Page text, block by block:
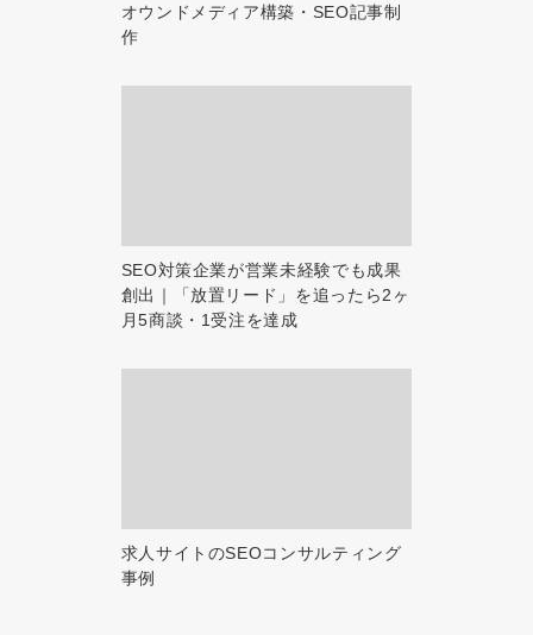
オウンドメディア構築・SEO記事制
作
SEO対策企業が営業未経験でも成果
創出｜「放置リード」を追ったら2ヶ
月5商談・1受注を達成
求人サイトのSEOコンサルティング
事例